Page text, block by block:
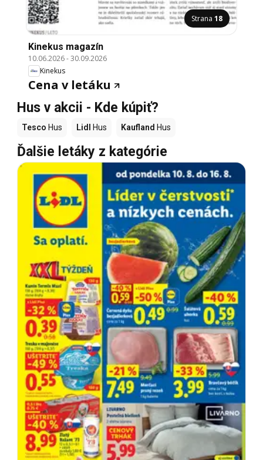
Strana 18
Kinekus magazín
10.06.2026-30.09.2026
Kinekus
Cena v letáku
Hus v akcii - Kde kúpiť?
Tesco Hus Lidl Hus Kaufland Hus
Ďalšie letáky z kategórie